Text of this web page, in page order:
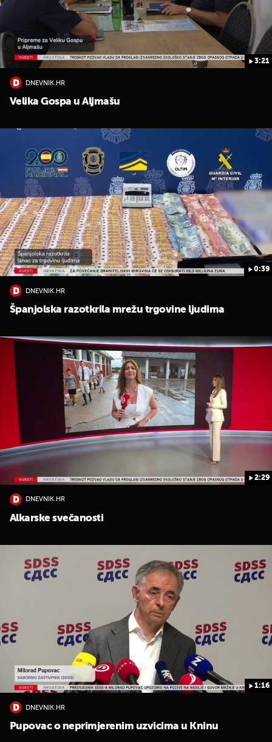
3:21
DNEVNIK.HR
Velika Gospa u Aljmašu
0:39
DNEVNIK.HR
Španjolska razotkrila mrežu trgovine ljudima
2:29
DNEVNIK.HR
Alkarske svečanosti
1:16
DNEVNIK.HR
Pupovac o neprimjerenim uzvicima u Kninu
UKLJUČITE NOTIFIKACIJE